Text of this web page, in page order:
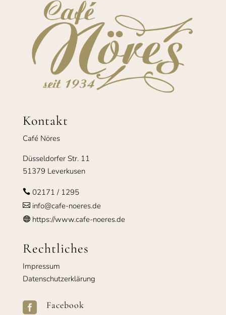
Kontakt
Café Nöres
Düsseldorfer Str. 11
51379 Leverkusen
 02171 / 1295
info@cafe-noeres.de
https://www.cafe-noeres.de
Rechtliches
Impressum
Datenschutzerklärung
 Facebook